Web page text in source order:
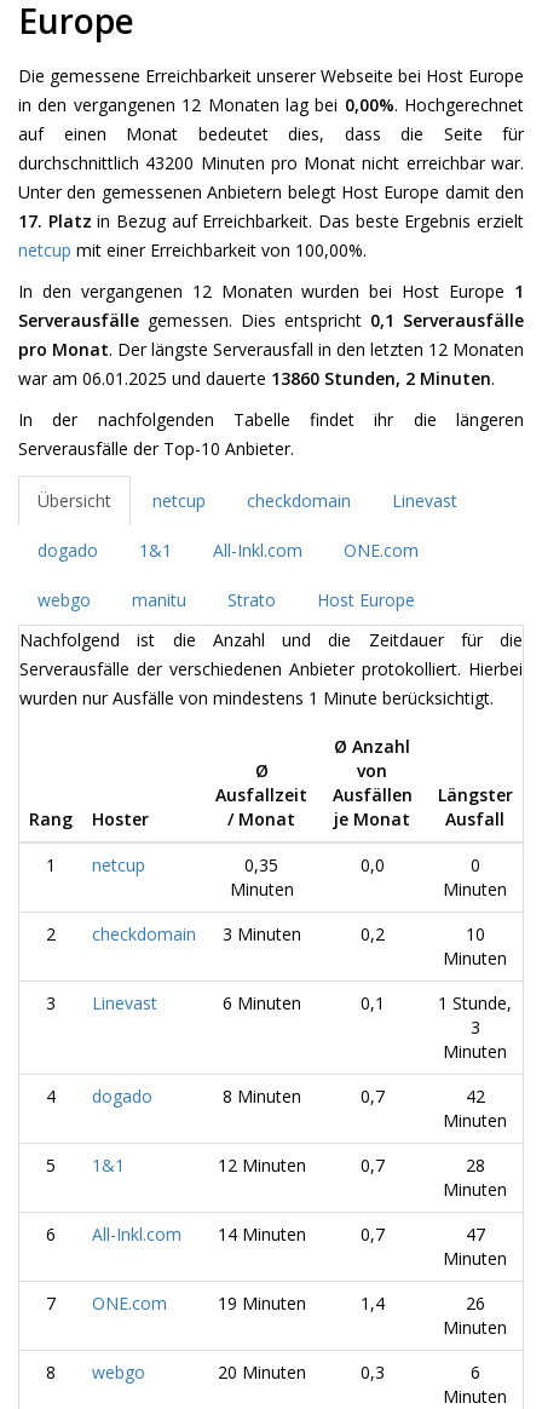
Europe
Die gemessene Erreichbarkeit unserer Webseite bei Host Europe
in den vergangenen 12 Monaten lag bei 0,00%. Hochgerechnet
auf einen Monat bedeutet dies, dass die Seite für
durchschnittlich 43200 Minuten pro Monat nicht erreichbar war.
Unter den gemessenen Anbietern belegt Host Europe damit den
17. Platz in Bezug auf Erreichbarkeit. Das beste Ergebnis erzielt
netcup mit einer Erreichbarkeit von 100,00%.
In den vergangenen 12 Monaten wurden bei Host Europe 1
Serverausfälle gemessen. Dies entspricht 0,1 Serverausfälle
pro Monat. Der längste Serverausfall in den letzten 12 Monaten
war am 06.01.2025 und dauerte 13860 Stunden, 2 Minuten.
In der nachfolgenden Tabelle findet ihr die längeren
Serverausfälle der Top-10 Anbieter.
Übersicht netcup checkdomain Linevast
dogado 1&1 All-Inkl.com ONE.com
webgo manitu Strato
Host Europe
Nachfolgend ist die Anzahl und die Zeitdauer für die
Serverausfälle der verschiedenen Anbieter protokolliert. Hierbei
wurden nur Ausfälle von mindestens 1 Minute berücksichtigt.
Rang Hoster
Ø
Ausfallzeit
/ Monat
Ø Anzahl
von
Ausfällen
je Monat
Längster
Ausfall
1
netcup
0,35
Minuten
0,0
0
Minuten
2
checkdomain 3 Minuten 0,2
10
Minuten
3
Linevast 6 Minuten 0,1
1 Stunde,
3
Minuten
4
dogado 8 Minuten 0,7
42
Minuten
5
1&1 12 Minuten 0,7
28
Minuten
6
All-Inkl.com 14 Minuten 0,7
47
Minuten
7
ONE.com 19 Minuten 1,4
26
Minuten
8
webgo 20 Minuten 0,3
6
Minuten